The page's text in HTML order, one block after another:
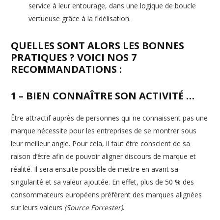
service à leur entourage, dans une logique de boucle
vertueuse grâce à la fidélisation.
QUELLES SONT ALORS LES BONNES
PRATIQUES ? VOICI NOS 7
RECOMMANDATIONS :
1 – BIEN CONNAÎTRE SON ACTIVITÉ …
Être attractif auprès de personnes qui ne connaissent pas une
marque nécessite pour les entreprises de se montrer sous
leur meilleur angle. Pour cela, il faut être conscient de sa
raison d’être afin de pouvoir aligner discours de marque et
réalité. Il sera ensuite possible de mettre en avant sa
singularité et sa valeur ajoutée. En effet, plus de 50 % des
consommateurs européens préfèrent des marques alignées
sur leurs valeurs (Source Forrester).